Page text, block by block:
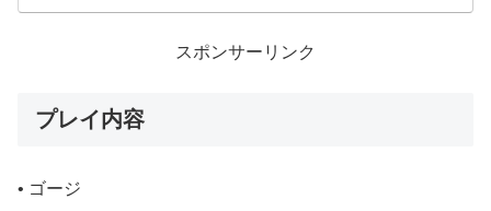
スポンサーリンク
プレイ内容
• ゴージ